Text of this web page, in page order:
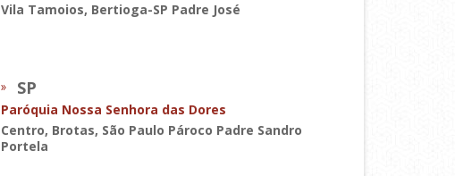
Vila Tamoios, Bertioga-SP Padre José
SP
Paróquia Nossa Senhora das Dores
Centro, Brotas, São Paulo Pároco Padre Sandro
Portela